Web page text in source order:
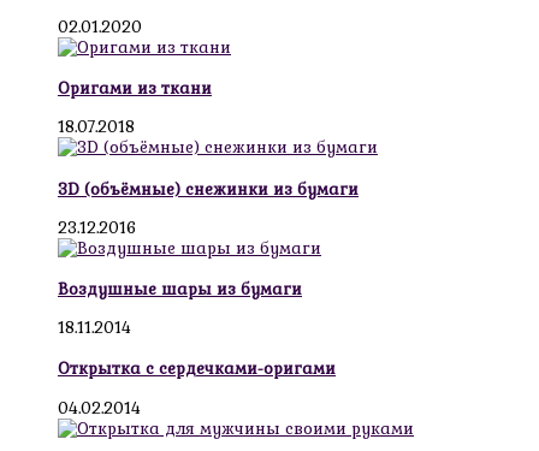
02.01.2020
Оригами из ткани
18.07.2018
3D (объёмные) снежинки из бумаги
23.12.2016
Воздушные шары из бумаги
18.11.2014
Открытка с сердечками-оригами
04.02.2014